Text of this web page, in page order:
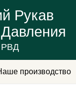
Рукав
РВД
производство